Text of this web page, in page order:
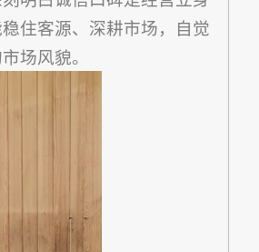
住客源、深耕市场，自觉
场风貌。